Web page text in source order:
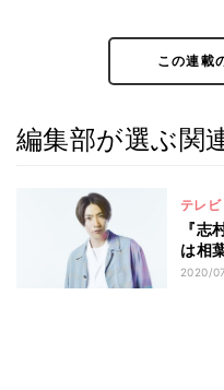
この連載
編集部が選ぶ関
テレビ
『
は相
2020/